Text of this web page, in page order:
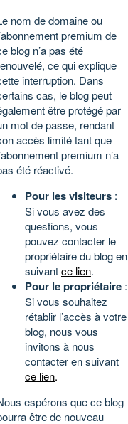
nom de domaine ou
premium de
blog n’a pas été
ce qui explique
interruption. Dans
cas, le blog peut
être protégé par
mot de passe, rendant
accès limité tant que
premium n’a
été réactivé.
Pour les visiteurs :
Si vous avez des
questions, vous
pouvez contacter le
propriétaire du blog en
suivantce lien.
Pour le propriétaire :
Si vous souhaitez
rétablir l’accès à votre
blog, nous vous
invitons à nous
contacter en suivant
ce lien.
espérons que ce blog
être de nouveau